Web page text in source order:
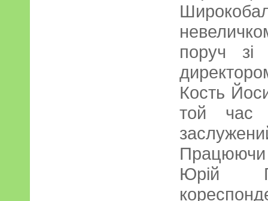
поруч зі
Кость
той час
Працюючи
Юрій